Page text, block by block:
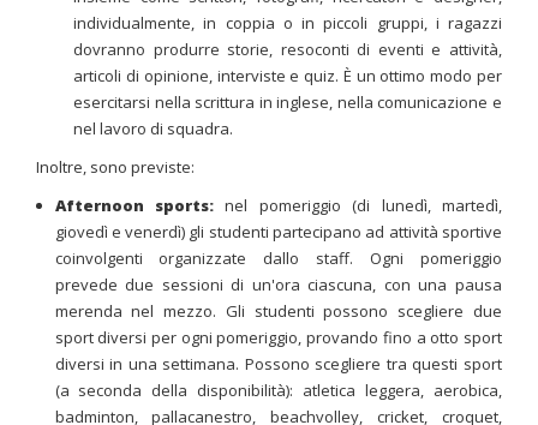
individualmente, in coppia o in piccoli gruppi, i ragazzi
dovranno produrre storie, resoconti di eventi e attività,
articoli di opinione, interviste e quiz. È un ottimo modo per
esercitarsi nella scrittura in inglese, nella comunicazione e
nel lavoro di squadra.
Inoltre, sono previste:
Afternoon sports:nel pomeriggio (di lunedì, martedì,
giovedì e venerdì) gli studenti partecipano ad attività sportive
coinvolgenti organizzate dallo staff. Ogni pomeriggio
prevede due sessioni di un'ora ciascuna, con una pausa
merenda nel mezzo. Gli studenti possono scegliere due
sport diversi per ogni pomeriggio, provando fino a otto sport
diversi in una settimana. Possono scegliere tra questi sport
(a seconda della disponibilità): atletica leggera, aerobica,
badminton, pallacanestro, beachvolley, cricket, croquet,